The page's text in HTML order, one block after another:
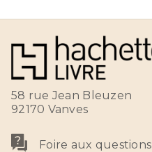
58 rue Jean Bleuzen
92170 Vanves
Foire aux questions